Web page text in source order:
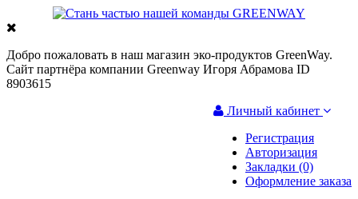
Добро пожаловать в наш магазин эко-продуктов GreenWay.
Сайт партнёра компании Greenway Игоря Абрамова ID
8903615
Личный кабинет
Регистрация
Авторизация
Закладки (0)
Оформление заказа